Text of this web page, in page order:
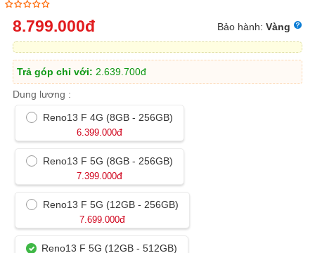
8.799.000đ Bảo hành: Vàng
Trả góp chỉ với: 2.639.700đ
Dung lương :
Reno13 F 4G (8GB - 256GB)
6.399.000đ
Reno13 F 5G (8GB - 256GB)
7.399.000đ
Reno13 F 5G (12GB - 256GB)
7.699.000đ
Reno13 F 5G (12GB - 512GB)